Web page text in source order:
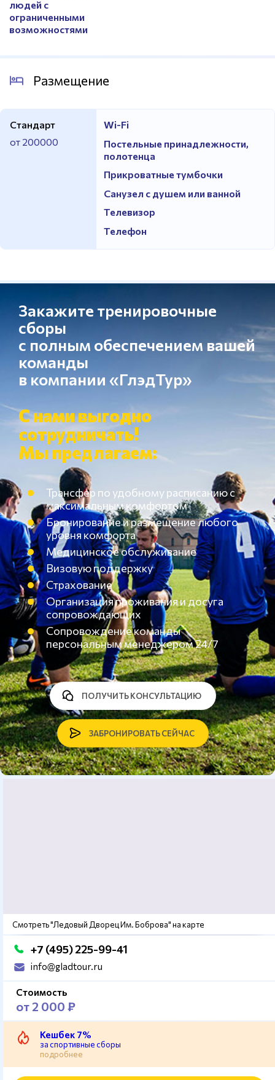
людей с
ограниченными
возможностями
Размещение
Стандарт
от 200000
Wi-Fi
Постельные принадлежности,
полотенца
Прикроватные тумбочки
Санузел с душем или ванной
Телевизор
Телефон
Закажите тренировочные
сборы
с полным обеспечением вашей
команды
в компании «ГлэдТур»
С нами выгодно
сотрудничать!
Мы предлагаем:
Трансфер по удобному расписанию с
максимальным комфортом
Бронирование и размещение любого
уровня комфорта
Медицинское обслуживание
Визовую поддержку
Страхование
Организация проживания и досуга
сопровождающих
Сопровождение команды
персональным менеджером 24/7
ЗАБРОНИРОВАТЬ СЕЙЧАС
ПОЛУЧИТЬ КОНСУЛЬТАЦИЮ
Смотреть "Ледовый Дворец Им. Боброва" на карте
+7 (495) 225-99-41
info@gladtour.ru
Стоимость
от 2 000 ₽
Кешбек 7%
за спортивные сборы
подробнее